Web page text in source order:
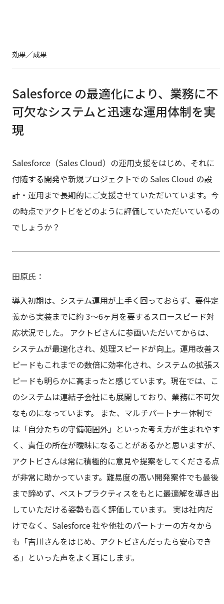
効果／成果
Salesforce の最適化により、業務に不
可欠なシステムと迅速な運用体制を実
現
Salesforce（Sales Cloud）の運用支援をはじめ、それに
付随する開発や新規プロジェクトでの Sales Cloud の設
計・運用まで長期的にご支援させていただいています。今
の時点でアクトビをどのように評価していただいているの
でしょうか？
田原氏
導入初期は、システム運用が上手く回っておらず、要件定
義から実装までに約 3～6ヶ月を要するスロースピード対
応状況でした。 アクトビさんに参画いただいてからは、
システムが最適化され、処理スピードが向上。運用改善ス
ピードもこれまでの数倍に効率化され、システムの拡張ス
ピードも明らかに高まったと感じています。現在では、こ
のシステムは連結子会社にも展開しており、業務に不可欠
なものになっています。 また、マルチパートナー体制で
は「自分たちの守備範囲外」といった考え方が生まれやす
く、責任の所在が曖昧になることがあるかと思いますが、
アクトビさんは常に積極的に意見や提案をしてくださる点
が非常に助かっています。難易度の高い開発案件でも最後
まで諦めず、ベストプラクティスをもとに最適解を導き出
していただける姿勢も高く評価しています。 実は社内だ
けでなく、Salesforce 社や他社のパートナーの方々から
も「吉川さんをはじめ、アクトビさんだったら安心でき
る」といった声をよく耳にします。